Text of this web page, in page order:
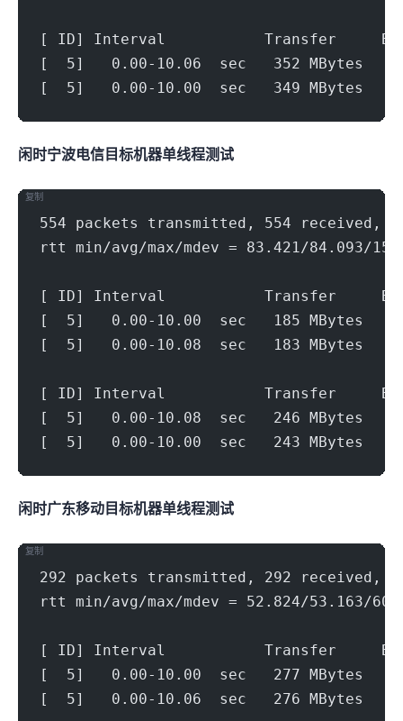
[ ID] Interval           Transfer
[  5]   0.00-10.06  sec   352 MBytes
[  5]   0.00-10.00  sec   349 MBytes
闲时宁波电信(500Mbps)目标机器 IPERF3单线程测试
554 packets transmitted, 554 received,
rtt min/avg/max/mdev = 83.421/84.093/
[ ID] Interval           Transfer
[  5]   0.00-10.00  sec   185 MBytes
[  5]   0.00-10.08  sec   183 MBytes
[ ID] Interval           Transfer
[  5]   0.00-10.08  sec   246 MBytes
[  5]   0.00-10.00  sec   243 MBytes
复制
闲时广东移动(1000Mbps)目标机器 IPERF3单线程测试
292 packets transmitted, 292 received,
rtt min/avg/max/mdev = 52.824/53.163/
[ ID] Interval           Transfer
[  5]   0.00-10.00  sec   277 MBytes
[  5]   0.00-10.06  sec   276 MBytes
复制